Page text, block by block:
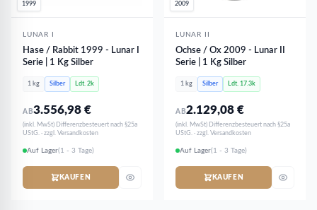
1999
LUNAR I
Hase / Rabbit 1999 - Lunar I
Serie | 1 Kg Silber
1 kg Silber Ldt. 2k
AB3.556,98€
(inkl. MwSt) Differenzbesteuert nach §25a
UStG. · zzgl. Versandkosten
Auf Lager(1 - 3 Tage)
KAUFEN
2009
LUNAR II
Ochse / Ox 2009 - Lunar II
Serie | 1 Kg Silber
1 kg Silber Ldt. 17.3k
AB2.129,08€
(inkl. MwSt) Differenzbesteuert nach §25a
UStG. · zzgl. Versandkosten
Auf Lager(1 - 3 Tage)
KAUFEN